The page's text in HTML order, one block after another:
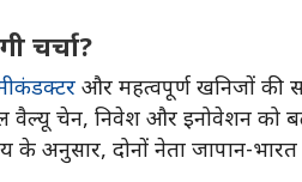
चर्चा?
और महत्वपूर्ण खनिजों की
वैल्यू चेन, निवेश और इनोवेशन को
के अनुसार, दोनों नेता जापान-